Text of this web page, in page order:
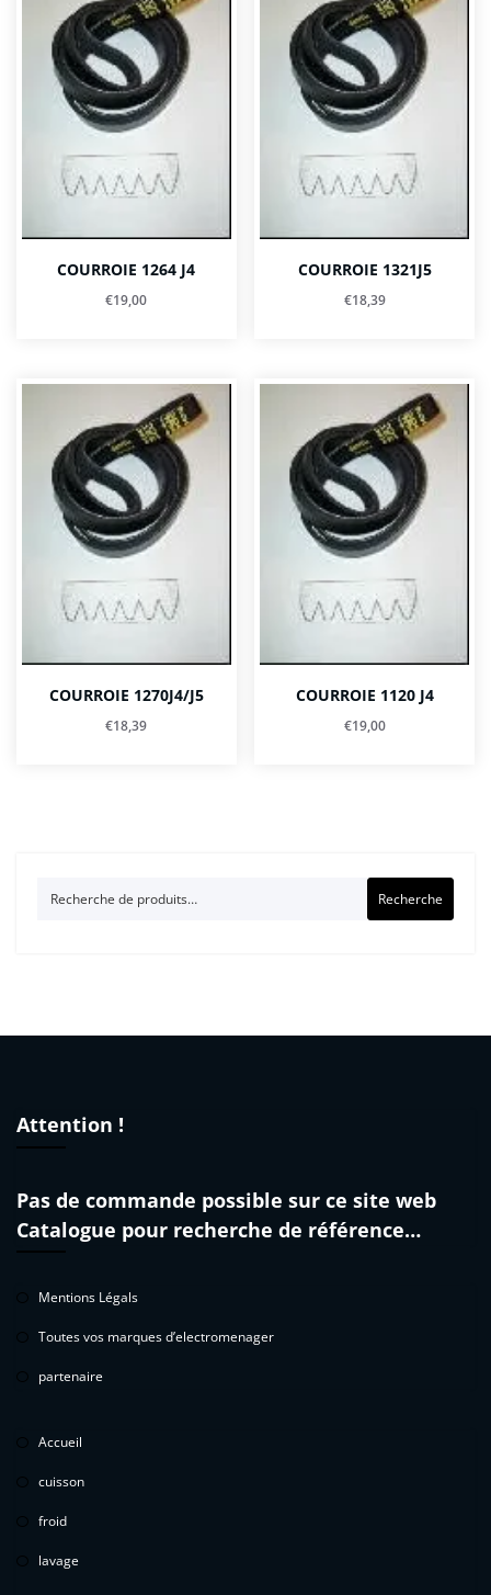
COURROIE 1264 J4
€19,00
COURROIE 1321J5
€18,39
COURROIE 1270J4/J5
€18,39
COURROIE 1120 J4
€19,00
Recherche
Attention !
Pas de commande possible sur ce site web
Catalogue pour recherche de référence…
Mentions Légals
Toutes vos marques d’electromenager
partenaire
Accueil
cuisson
froid
lavage